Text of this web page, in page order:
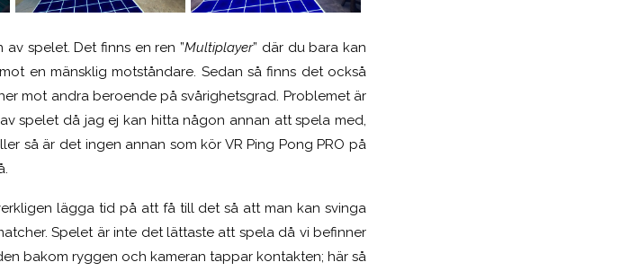
spelet. Det finns en ren ”Multiplayer” där du bara kan
en mänsklig motståndare. Sedan så finns det också
mot andra beroende på svårighetsgrad. Problemet är
spelet då jag ej kan hitta någon annan att spela med,
så är det ingen annan som kör VR Ping Pong PRO på
lägga tid på att få till det så att man kan svinga
Spelet är inte det lättaste att spela då vi befinner
bakom ryggen och kameran tappar kontakten; här så